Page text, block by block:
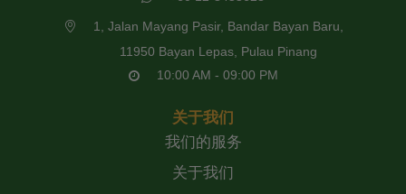
1, Jalan Mayang Pasir, Bandar Bayan Baru,
11950 Bayan Lepas, Pulau Pinang
10:00 AM - 09:00 PM
关于我们
我们的服务
关于我们